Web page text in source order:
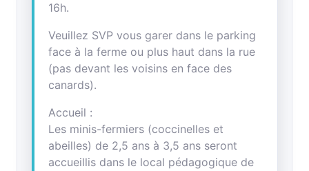
16h.
Veuillez SVP vous garer dans le parking
face à la ferme ou plus haut dans la rue
(pas devant les voisins en face des
canards).
Accueil :
Les minis-fermiers (coccinelles et
abeilles) de 2,5 ans à 3,5 ans seront
accueillis dans le local pédagogique de